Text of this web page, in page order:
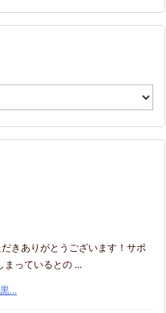
きありがとうございます！サポ
まっているとの ...
...